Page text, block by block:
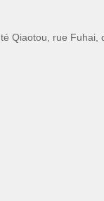
Qiaotou, rue